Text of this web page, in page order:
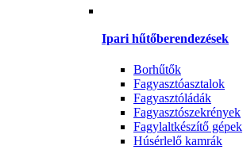
Ipari hűtőberendezések
Borhűtők
Fagyasztóasztalok
Fagyasztóládák
Fagyasztószekrények
Fagylaltkészítő gépek
Húsérlelő kamrák